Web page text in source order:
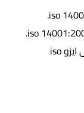
– واخيرا إصدارها الثالث والأخير عام 2015 ويسمى ايزو iso